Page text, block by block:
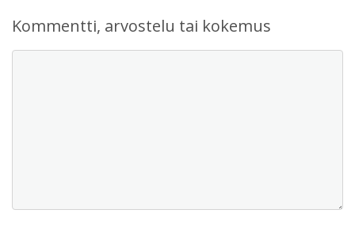
Kommentti, arvostelu tai kokemus